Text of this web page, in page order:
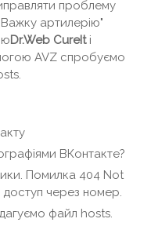
проблему
артилерію"
Dr.Web CureItі
AVZ спробуємо
ВКонтакте?
Помилка 404 Not
через номер.
файл hosts.